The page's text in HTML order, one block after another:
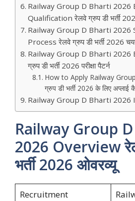
Railway Group D Bharti 2026
Qualification रेलवे ग्रुप डी भर्ती
Railway Group D Bharti 2026
Process रेलवे ग्रुप डी भर्ती 2026
Railway Group D Bharti 2026
ग्रुप डी भर्ती 2026 परीक्षा पैटर्न
How to Apply Railway
ग्रुप डी भर्ती 2026 के लिए अप्लाई
Railway Group D Bharti
Railway Group
2026 Overview
भर्ती 2026 ओवरव्यू
Recruitment